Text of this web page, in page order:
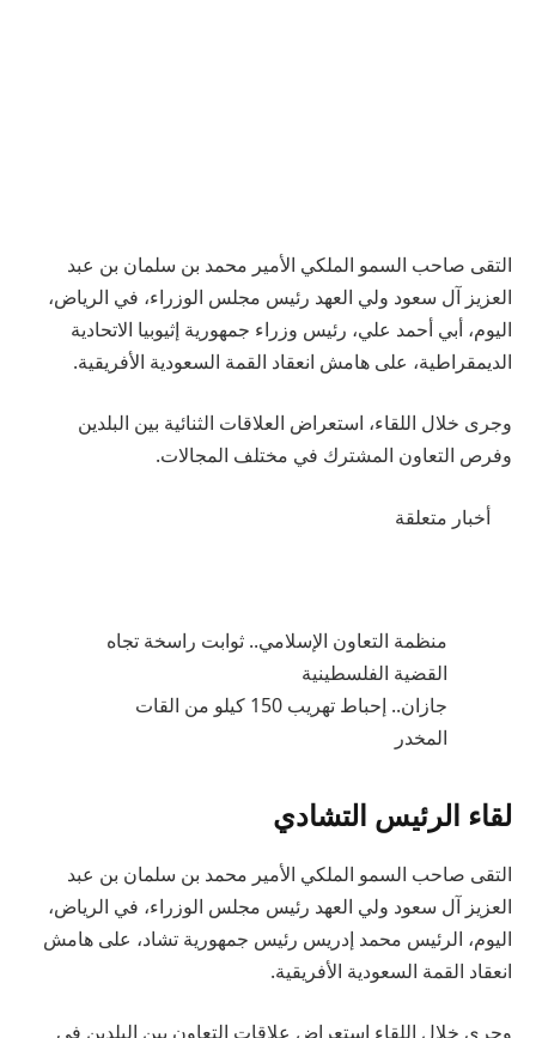
التقى صاحب السمو الملكي الأمير محمد بن سلمان بن عبد
العزيز آل سعود ولي العهد رئيس مجلس الوزراء، في الرياض،
اليوم، أبي أحمد علي، رئيس وزراء جمهورية إثيوبيا الاتحادية
الديمقراطية، على هامش انعقاد القمة السعودية الأفريقية.
وجرى خلال اللقاء، استعراض العلاقات الثنائية بين البلدين
وفرص التعاون المشترك في مختلف المجالات.
أخبار متعلقة
منظمة التعاون الإسلامي.. ثوابت راسخة تجاه
القضية الفلسطينية
جازان.. إحباط تهريب 150 كيلو من القات
المخدر
لقاء الرئيس التشادي
التقى صاحب السمو الملكي الأمير محمد بن سلمان بن عبد
العزيز آل سعود ولي العهد رئيس مجلس الوزراء، في الرياض،
اليوم، الرئيس محمد إدريس رئيس جمهورية تشاد، على هامش
انعقاد القمة السعودية الأفريقية.
وجرى خلال اللقاء استعراض علاقات التعاون بين البلدين في